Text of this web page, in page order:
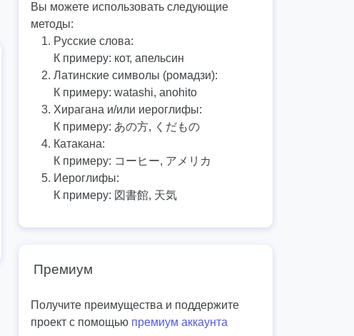
Вы можете использовать следующие
методы:
Русские слова:
К примеру: кот, апельсин
Латинские символы (ромадзи):
К примеру: watashi, anohito
Хирагана и/или иероглифы:
К примеру: あの方, くだもの
Катакана:
К примеру: コーヒー, アメリカ
Иероглифы:
К примеру: 図書館, 天気
Премиум
Получите преимущества и поддержите
проект с помощью премиум аккаунта